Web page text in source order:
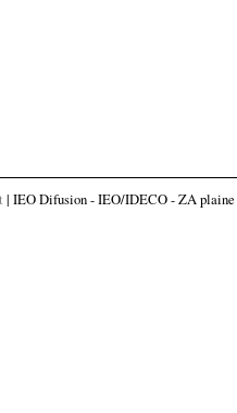
| IEO Difusion - IEO/IDECO - ZA plaine